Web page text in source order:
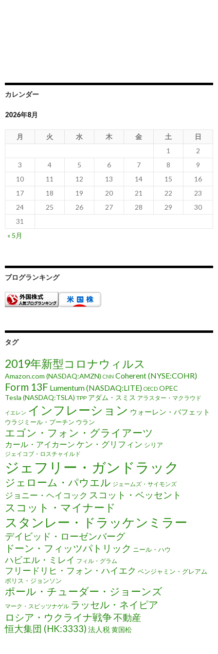
カレンダー
2026年8月
月 火 水 木 金 土
日
1
2
3
4 5 6 7 8
9
10
11 12 13 14 15
16
17
18 19 20 21 22
23
24
25 26 27 28 29
30
31
« 5月
ブログランキング
タグ
2019年新型コロナウィルス
Amazon.com (NASDAQ:AMZN) CNN Coherent (NYSE:COHR)
Form 13F Lumentum (NASDAQ:LITE) OECD OPEC
Tesla (NASDAQ:TSLA) TPP アダム・スミス アラスター・マクラウド
イエレン インフレーション ウォーレン・バフェット
ウラジミール・プーチン ウラン
エゴン・フォン・グライアーツ
カール・アイカーン ケン・グリフィン シリア
ジェイコブ・ロスチャイルド
ジェフリー・ガンドラック
ジェローム・パウエル ジェームズ・サイモンズ
ジョニー・ヘイコック スコット・ベッセント
スコット・マイナード
スタンレー・ドラッケンミラー
デイビッド・ローゼンバーグ
ドーン・フィッツパトリック ニール・ハウ
ハビエル・ミレイ フィル・グラム
フリードリヒ・フォン・ハイエク ベンジャミン・グレアム
ボリス・ジョンソン
ポール・チューダー・ジョーンズ
マーク・スピッツナゲル ラッセル・ネイピア
ロシア・ウクライナ戦争不動産
恒大集団 (HK:3333) 法人税黄国松